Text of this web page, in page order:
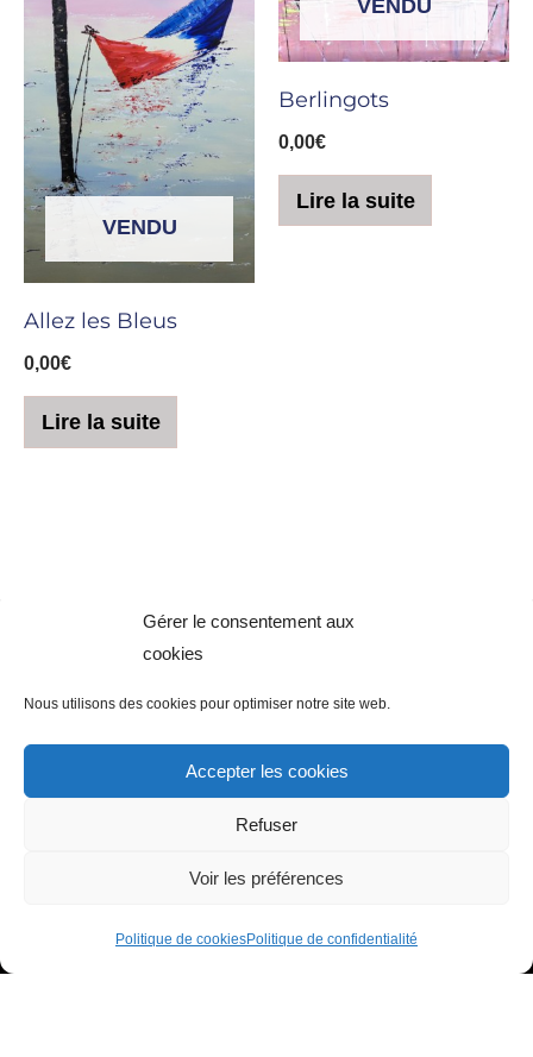
Gérer le consentement aux
cookies
Nous utilisons des cookies pour optimiser notre site web.
Accepter les cookies
Refuser
Voir les préférences
Politique de cookiesPolitique de confidentialité
VENDU
Allez les Bleus
0,00€
Lire la suite
VENDU
Berlingots
0,00€
Lire la suite
Mentions Légales
Politique de Confidentialité
Réalisé par ORSON Marketing Digital
Menu
F
I
P
Y